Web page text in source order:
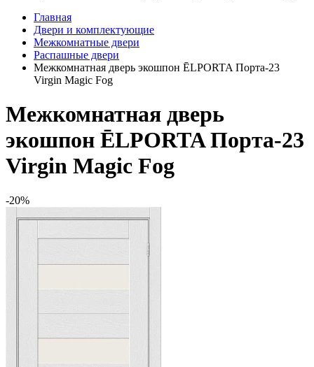
Главная
Двери и комплектующие
Межкомнатные двери
Распашные двери
Межкомнатная дверь экошпон ĒLPORTA Порта-23
Virgin Magic Fog
Межкомнатная дверь
экошпон ĒLPORTA Порта-23
Virgin Magic Fog
-20%